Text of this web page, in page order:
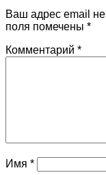
Ваш адрес email не
поля помечены *
Комментарий *
Имя *